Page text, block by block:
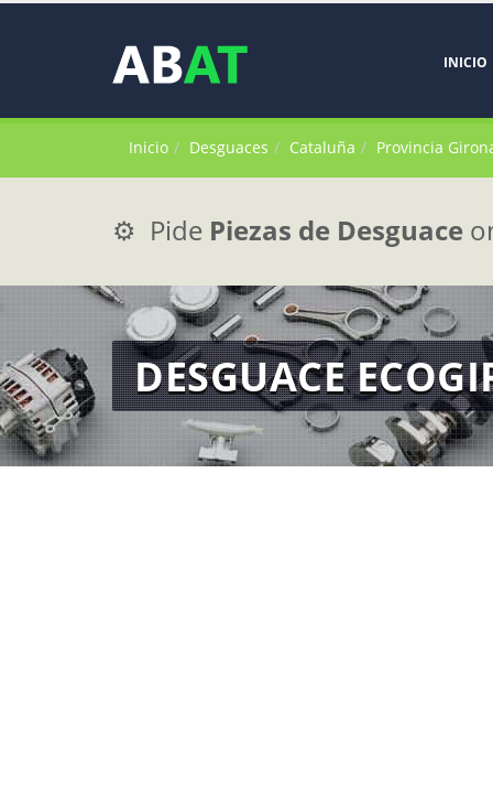
INICIO
Inicio Desguaces Cataluña Provincia
⚙️ Pide Piezas de Desguace
DESGUACE